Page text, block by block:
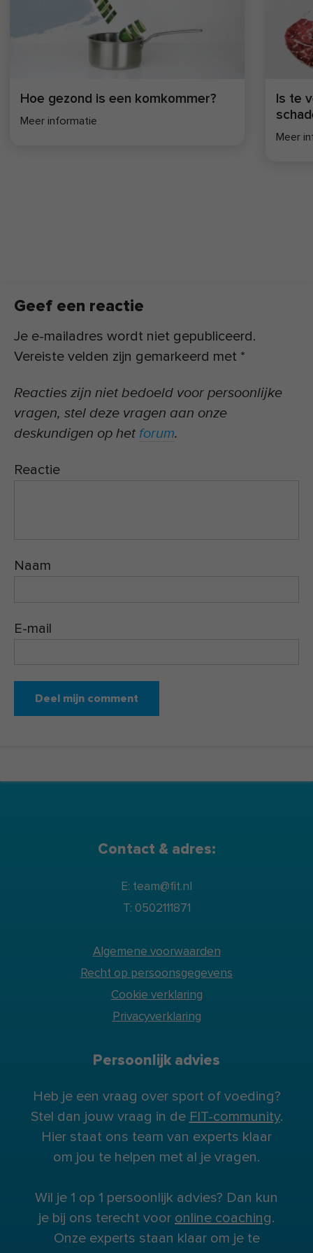
Hoe gezond is een komkommer?
Meer informatie
Is te
Meer
Geef een reactie
Je e-mailadres wordt niet gepubliceerd.
Vereiste velden zijn gemarkeerd met *
Reacties zijn niet bedoeld voor persoonlijke
vragen, stel deze vragen aan onze
deskundigen op het forum.
Reactie
Naam
E-mail
Contact & adres:
E: team@fit.nl
T: 0502111871
Algemene voorwaarden
Recht op persoonsgegevens
Cookie verklaring
Privacyverklaring
Persoonlijk advies
Heb je een vraag over sport of voeding?
Stel dan jouw vraag in de FIT-community.
Hier staat ons team van experts klaar
om jou te helpen met al je vragen.
Wil je 1 op 1 persoonlijk advies? Dan kun
je bij ons terecht voor online coaching.
Onze experts staan klaar om je te